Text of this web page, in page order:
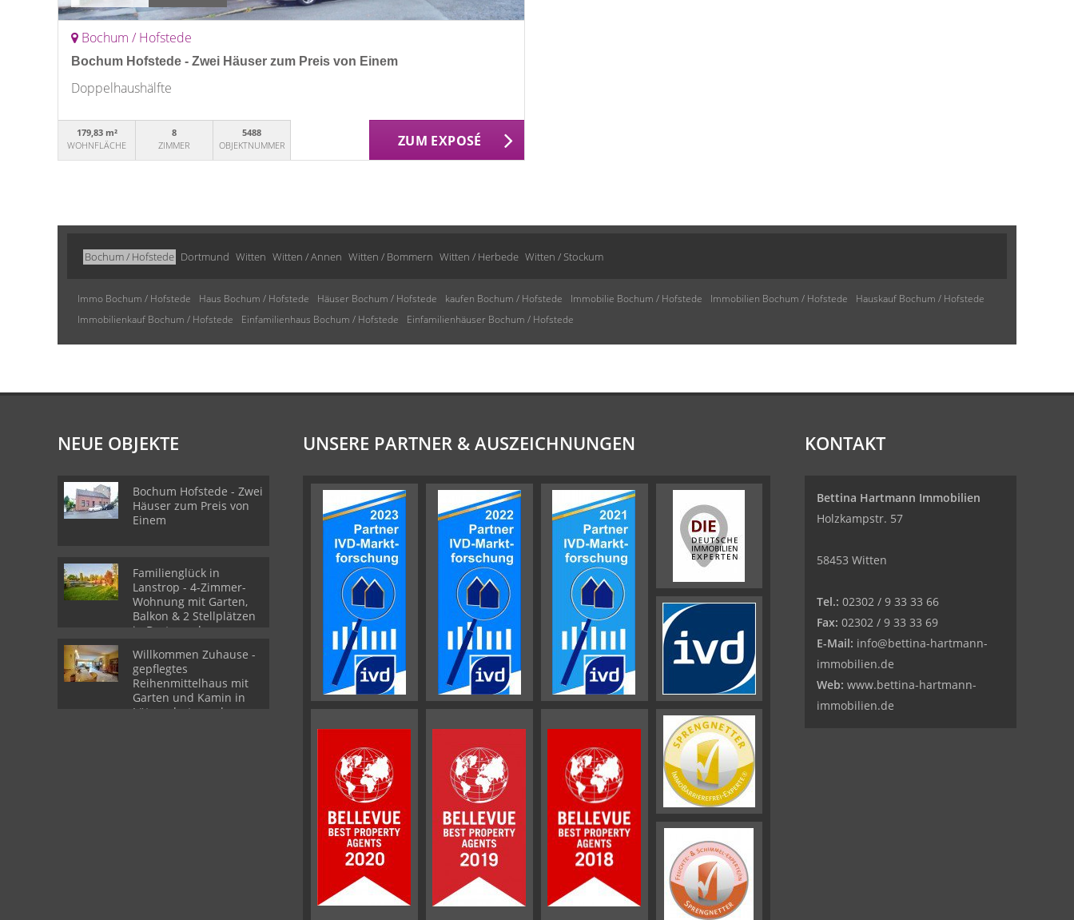
Bochum / Hofstede
Bochum Hofstede - Zwei Häuser zum Preis von Einem
Doppelhaushälfte
179,83 m²
WOHNFLÄCHE
8
ZIMMER
5488
OBJEKTNUMMER
ZUM EXPOSÉ
Bochum / Hofstede Dortmund Witten Witten / Annen Witten / Bommern Witten / Herbede Witten / Stockum
Immo Bochum / Hofstede Haus Bochum / Hofstede Häuser Bochum / Hofstede kaufen Bochum / Hofstede Immobilie Bochum / Hofstede Immobilien Bochum / Hofstede
Hauskauf Bochum / Hofstede
Immobilienkauf Bochum / Hofstede
Einfamilienhaus Bochum / Hofstede Einfamilienhäuser Bochum / Hofstede
NEUE OBJEKTE
Bochum Hofstede - Zwei
Häuser zum Preis von
Einem
Familienglück in
Lanstrop - 4-Zimmer-
Wohnung mit Garten,
Balkon & 2 Stellplätzen
in Dortmund
Willkommen Zuhause -
gepflegtes
Reihenmittelhaus mit
Garten und Kamin in
Lütgendortmund
UNSERE PARTNER & AUSZEICHNUNGEN KONTAKT
Bettina Hartmann Immobilien
Holzkampstr. 57
58453 Witten
Tel.: 02302 / 9 33 33 66
Fax: 02302 / 9 33 33 69
E-Mail: info@bettina-hartmann-
immobilien.de
Web: www.bettina-hartmann-
immobilien.de